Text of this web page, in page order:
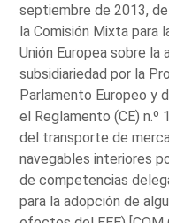
septiembre de 2013,
la Comisión Mixta para
Unión Europea sobre la
subsidiariedad por la
Parlamento Europeo y
el Reglamento (CE)
del transporte de
navegables interiores
de competencias
para la adopción de